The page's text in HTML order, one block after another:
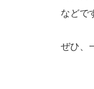
などで
ぜひ、